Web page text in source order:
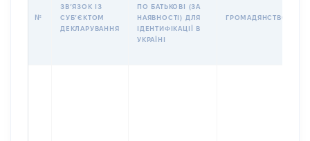
№
ЗВʼЯЗОК ІЗ
СУБʼЄКТОМ
ДЕКЛАРУВАННЯ
ПО БАТЬКОВІ (ЗА
НАЯВНОСТІ) ДЛЯ
ІДЕНТИФІКАЦІЇ В
УКРАЇНІ
ГРОМАДЯНСТВО